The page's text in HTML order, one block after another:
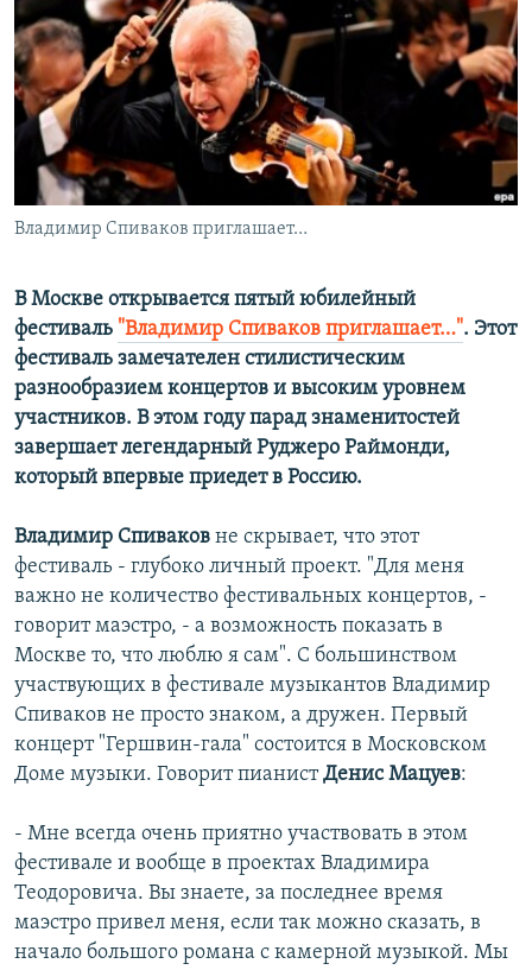
РАСПИСАНИЕ ВЕЩАНИЯ
ПОДПИШИТЕСЬ НА РАССЫЛКУ
СОЦИАЛЬНЫЕ СЕТИ
Все сайты РСЕ/РС
Владимир Спиваков приглашает…
В Москве открывается пятый юбилейный
фестиваль "Владимир Спиваков приглашает…". Этот
фестиваль замечателен стилистическим
разнообразием концертов и высоким уровнем
участников. В этом году парад знаменитостей
завершает легендарный Руджеро Раймонди,
который впервые приедет в Россию.
Владимир Спиваков не скрывает, что этот
фестиваль - глубоко личный проект. "Для меня
важно не количество фестивальных концертов, -
говорит маэстро, - а возможность показать в
Москве то, что люблю я сам". С большинством
участвующих в фестивале музыкантов Владимир
Спиваков не просто знаком, а дружен. Первый
концерт "Гершвин-гала" состоится в Московском
Доме музыки. Говорит пианистДенис Мацуев:
- Мне всегда очень приятно участвовать в этом
фестивале и вообще в проектах Владимира
Теодоровича. Вы знаете, за последнее время
маэстро привел меня, если так можно сказать, в
начало большого романа с камерной музыкой. Мы